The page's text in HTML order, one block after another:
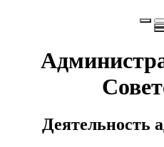
Деятельность